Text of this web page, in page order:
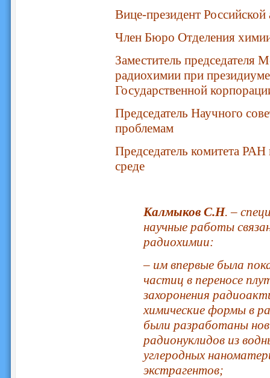
Вице-президент Российской
Член Бюро Отделения
Заместитель председателя
радиохимии при
Государственной
Председатель Научного
проблемам
Председатель комитета
среде
Калмыков С.Н. –
научные работы
радиохимии:
– им впервые была
частиц в переносе
захоронения
химические формы в
были разработаны
радионуклидов из
углеродных
экстрагентов;